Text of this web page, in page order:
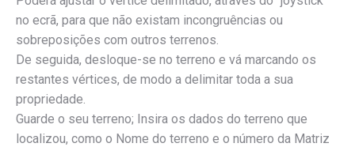
no ecrã, para que não existam incongruências ou
sobreposições com outros terrenos.
De seguida, desloque-se no terreno e vá marcando os
restantes vértices, de modo a delimitar toda a sua
propriedade.
Guarde o seu terreno; Insira os dados do terreno que
localizou, como o Nome do terreno e o número da Matriz